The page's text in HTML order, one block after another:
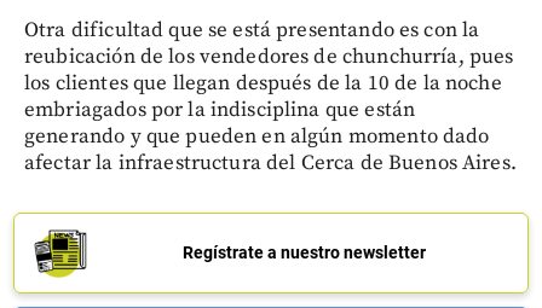
Otra dificultad que se está presentando es con la
reubicación de los vendedores de chunchurría, pues
los clientes que llegan después de la 10 de la noche
embriagados por la indisciplina que están
generando y que pueden en algún momento dado
afectar la infraestructura del Cerca de Buenos Aires.
Regístrate a nuestro newsletter